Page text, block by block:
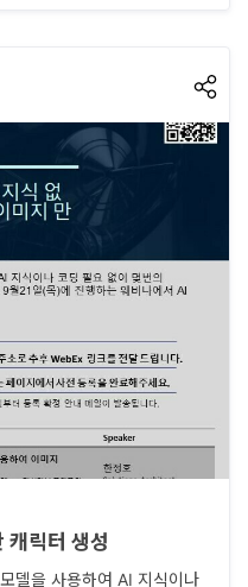
릭터 생성
델을 사용하여 AI 지식이나